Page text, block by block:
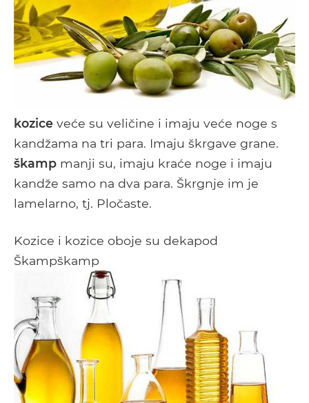
kozice veće su veličine i imaju veće noge s
kandžama na tri para. Imaju škrgave grane.
škamp manji su, imaju kraće noge i imaju
kandže samo na dva para. Škrgnje im je
lamelarno, tj. Pločaste.
Kozice i kozice oboje su dekapod
Škampškamp